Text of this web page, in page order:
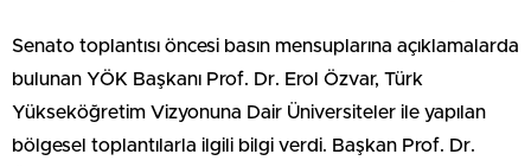
Senato toplantısı öncesi basın mensuplarına açıklamalarda
bulunan YÖK Başkanı Prof. Dr. Erol Özvar, Türk
Yükseköğretim Vizyonuna Dair Üniversiteler ile yapılan
bölgesel toplantılarla ilgili bilgi verdi. Başkan Prof. Dr.